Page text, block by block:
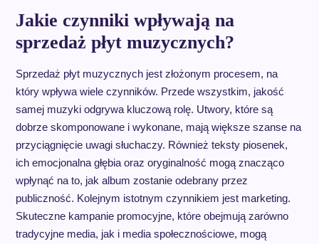
Jakie czynniki wpływają na
sprzedaż płyt muzycznych?
Sprzedaż płyt muzycznych jest złożonym procesem, na
który wpływa wiele czynników. Przede wszystkim, jakość
samej muzyki odgrywa kluczową rolę. Utwory, które są
dobrze skomponowane i wykonane, mają większe szanse na
przyciągnięcie uwagi słuchaczy. Również teksty piosenek,
ich emocjonalna głębia oraz oryginalność mogą znacząco
wpłynąć na to, jak album zostanie odebrany przez
publiczność. Kolejnym istotnym czynnikiem jest marketing.
Skuteczne kampanie promocyjne, które obejmują zarówno
tradycyjne media, jak i media społecznościowe, mogą